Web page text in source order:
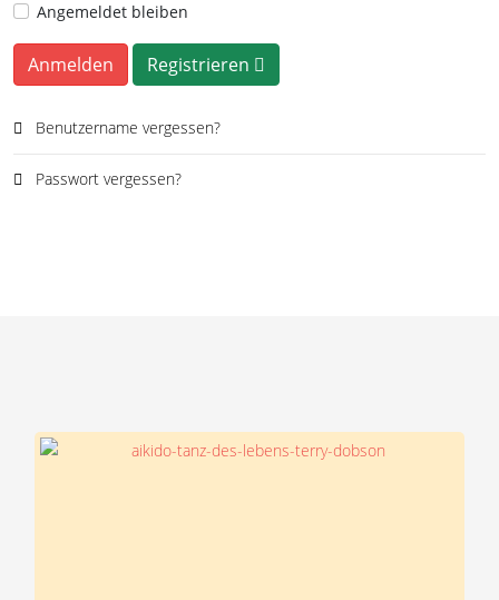
Angemeldet bleiben
Anmelden Registrieren
Benutzername vergessen?
Passwort vergessen?